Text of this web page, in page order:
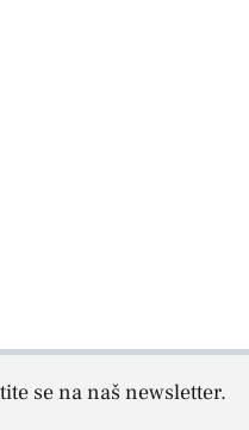
se na naš newsletter.